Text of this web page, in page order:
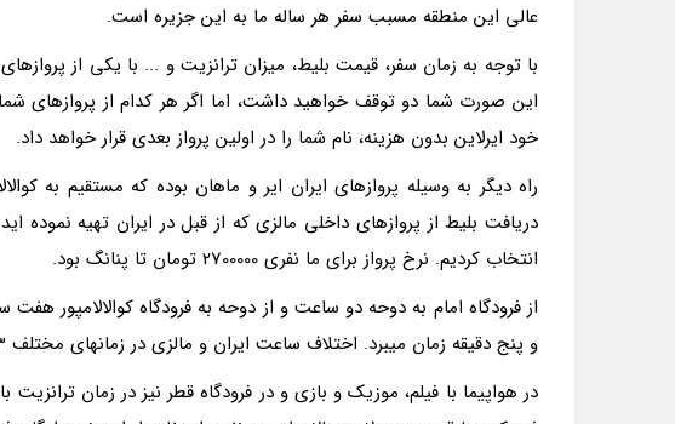
عالى این منطقه مسبب سفر هر ساله ما به این جزیره است.
با توجه به زمان سفر، قیمت بلیط، میزان ترانزیت و ... با یکى از
این صورت شما دو توقف خواهید داشت، اما اگر هر کدام از پروازهاى
خود ایرلاین بدون هزینه، نام شما را در اولین پرواز بعدى قرار خواهد داد.
راه دیگر به وسیله پروازهاى ایران ایر و ماهان بوده که مستقیم به
دریافت بلیط از پروازهاى داخلى مالزى که از قبل در ایران تهیه نموده
انتخاب کردیم. نرخ پرواز براى ما نفرى 2700000 تومان تا پنانگ بود.
از فرودگاه امام به دوحه دو ساعت و از دوحه به فرودگاه کوالالامپور
و پنج دقیقه زمان میبرد. اختلاف ساعت ایران و مالزى در زمانهاى مختلف 5/3 و 5/4 ساعت بوده.
در هواپیما با فیلم، موزیک و بازى و در فرودگاه قطر نیز در زمان